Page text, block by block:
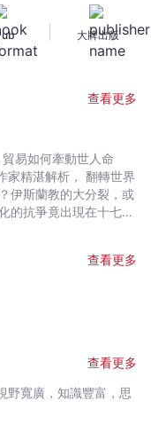
大牌出版
查看更多
易如何牽動世人命
家精湛解析， 翻轉世界
抗爭竟出現在十七世
西方能迅速崛起，翻
？ 世界漸
世紀
傷；但在全球經濟整
有的國家卻一蹶不
料分析交織在一起，
查看更多
查看更多
野寬廣，知識豐富，思